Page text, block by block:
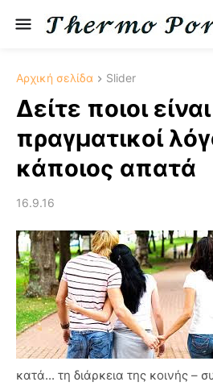
Αρχική σελίδα Slider
Δείτε ποιοι
πραγματικοί
κάποιος απατά
16.9.16
κατά... τη διάρκεια της κοινής –